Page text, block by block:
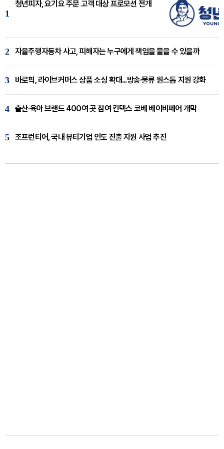
1
청년피자, 요기요 주문 고객 대상 프로모션 전개
2 자율주행자동차 사고, 피해자는 누구에게 책임을 물을 수 있을까
3 바로픽, 라이브커머스 상품 소싱 확대...방송·물류 원스톱 지원 강화
4 출산·육아 브랜드 400여 곳 참여 킨텍스 코베 베이비페어 개막
5 조프런티어, 국내 뷰티기업 인도 진출 지원 사업 추진